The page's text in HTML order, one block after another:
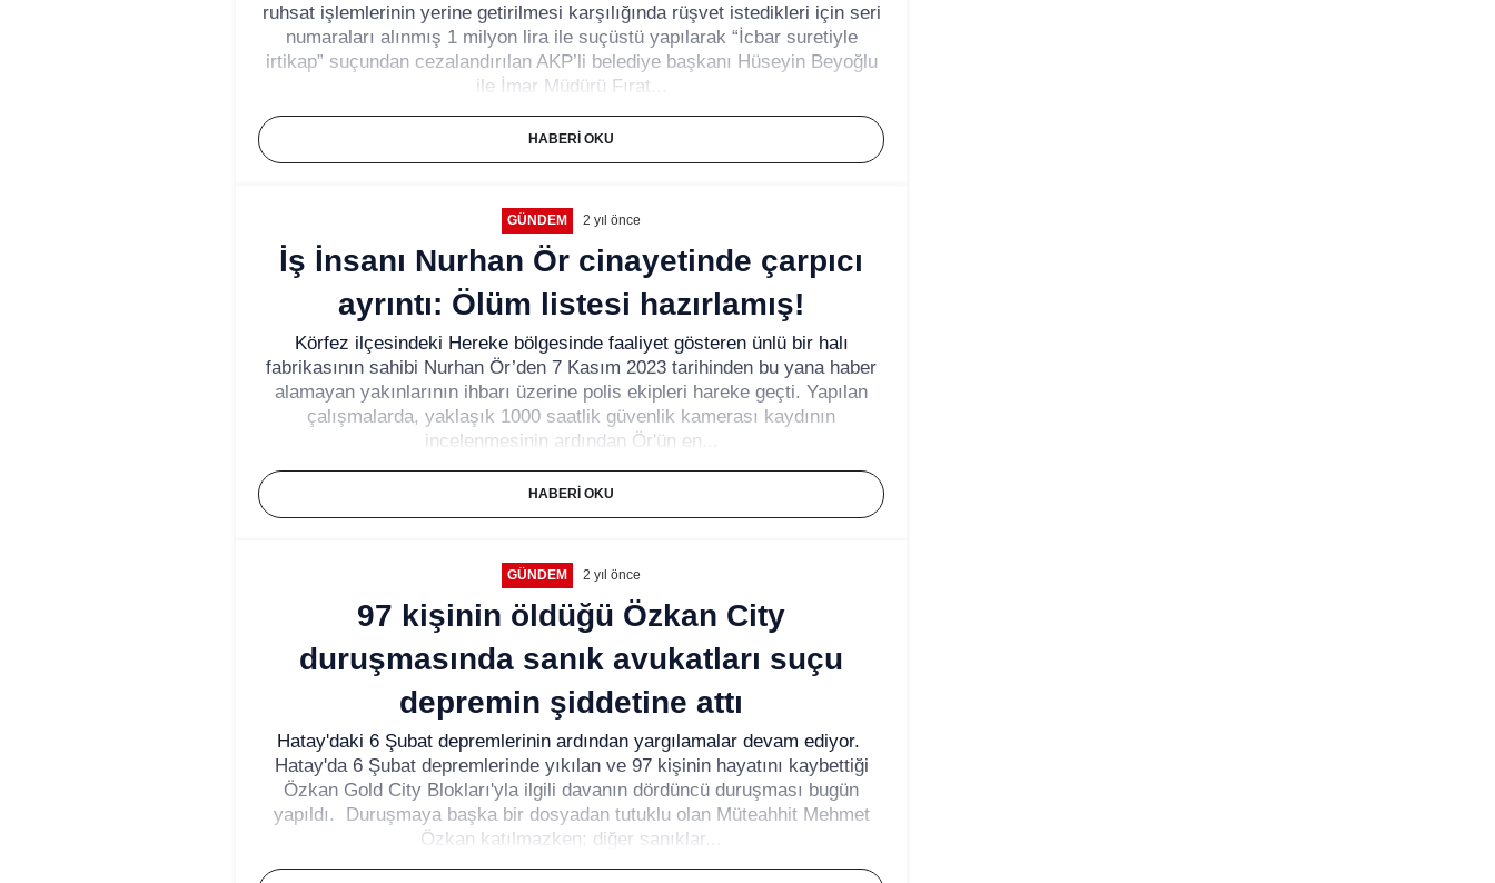
ruhsat işlemlerinin yerine getirilmesi karşılığında rüşvet istedikleri için seri
numaraları alınmış 1 milyon lira ile suçüstü yapılarak “İcbar suretiyle
irtikap” suçundan cezalandırılan AKP’li belediye başkanı Hüseyin Beyoğlu
ile İmar Müdürü Fırat...
HABERI OKU
GÜNDEM 2 yıl önce
İş İnsanı Nurhan Ör cinayetinde çarpıcı
ayrıntı: Ölüm listesi hazırlamış!
Körfez ilçesindeki Hereke bölgesinde faaliyet gösteren ünlü bir halı
fabrikasının sahibi Nurhan Ör’den 7 Kasım 2023 tarihinden bu yana haber
alamayan yakınlarının ihbarı üzerine polis ekipleri hareke geçti. Yapılan
çalışmalarda, yaklaşık 1000 saatlik güvenlik kamerası kaydının
incelenmesinin ardından Ör'ün en...
HABERI OKU
GÜNDEM 2 yıl önce
97 kişinin öldüğü Özkan City
duruşmasında sanık avukatları suçu
depremin şiddetine attı
Hatay'daki 6 Şubat depremlerinin ardından yargılamalar devam ediyor.
Hatay'da 6 Şubat depremlerinde yıkılan ve 97 kişinin hayatını kaybettiği
Özkan Gold City Blokları'yla ilgili davanın dördüncü duruşması bugün
yapıldı. Duruşmaya başka bir dosyadan tutuklu olan Müteahhit Mehmet
Özkan katılmazken; diğer sanıklar...